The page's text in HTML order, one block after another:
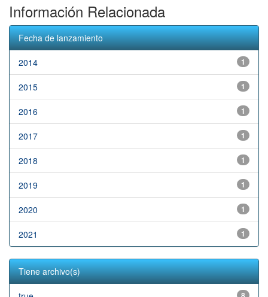
Información Relacionada
Fecha de lanzamiento
1
2014
1
2015
1
2016
1
2017
1
2018
1
2019
1
2020
1
2021
Tiene archivo(s)